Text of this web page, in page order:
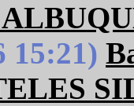
15:21)